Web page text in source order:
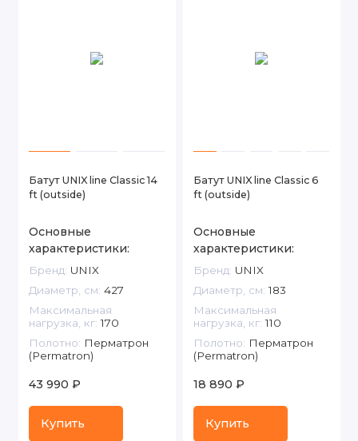
Батут UNIX line Classic 14
ft (outside)
Основные
характеристики:
Бренд: UNIX
Диаметр, см: 427
Максимальная
нагрузка, кг: 170
Полотно: Перматрон
(Permatron)
43 990 ₽
Купить
Батут UNIX line Classic 6
ft (outside)
Основные
характеристики:
Бренд: UNIX
Диаметр, см: 183
Максимальная
нагрузка, кг: 110
Полотно: Перматрон
(Permatron)
18 890 ₽
Купить